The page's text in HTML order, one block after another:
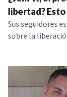
libertad? Esto
Sus seguidores
sobre la